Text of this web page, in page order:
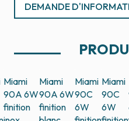
DEMANDE
Miami
90A 6W
finition
Miami
90A 6W
finition
Miami
90C
6W
Miami
90C
6W